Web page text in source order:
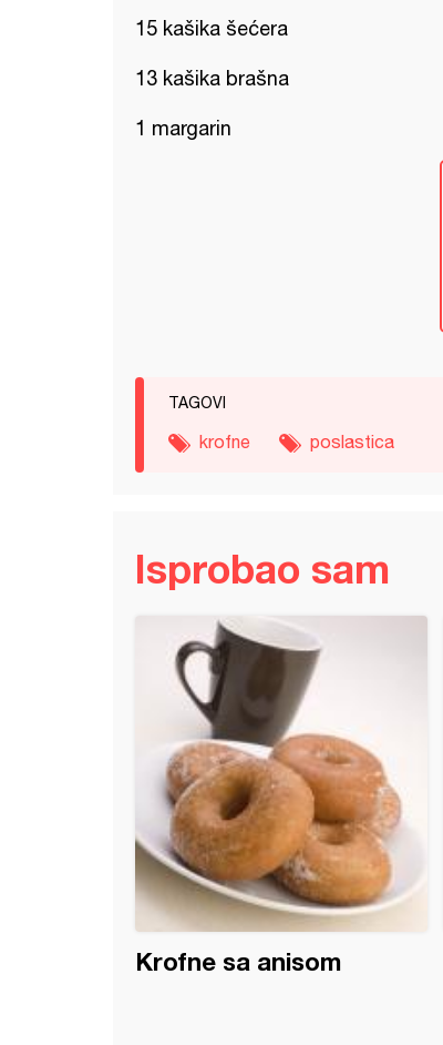
15 kašika šećera
13 kašika brašna
1 margarin
TAGOVI
krofne poslastica
Isprobao sam
Krofne sa anisom